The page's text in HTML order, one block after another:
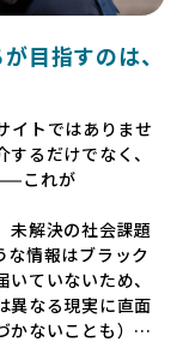
目指すのは、
トではありませ
るだけでなく、
これが
未解決の社会課題
な情報はブラック
ていないため、
異なる現実に直面
かないことも）。